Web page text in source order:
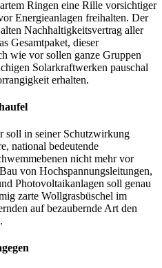
Ringen eine Rille vorsichtiger
Energieanlagen freihalten. Der
Nachhaltigkeitsvertrag aller
Gesamtpaket, dieser
wie vor sollen ganze Gruppen
Solarkraftwerken pauschal
erhalten.
soll in seiner Schutzwirkung
national bedeutende
nicht mehr vor
von Hochspannungsleitungen,
Photovoltaikanlagen soll genau
zarte Wollgrasbüschel im
auf bezaubernde Art den